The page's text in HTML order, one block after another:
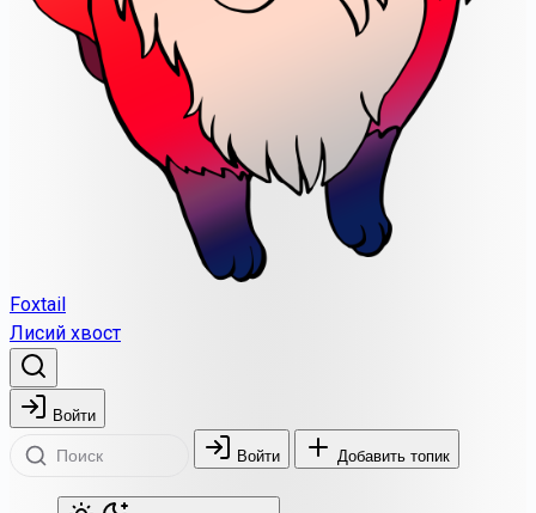
Foxtail
Лисий хвост
Войти
Войти Добавить топик